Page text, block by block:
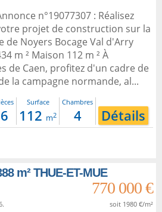
n°19077307 : Réalisez
projet de construction sur la
Noyers Bocage Val d'Arry
m ² Maison 112 m ² À
de Caen, profitez d'un cadre de
la campagne normande, al...
6
Surface
112 m2
Chambres
4 Détails
m² THUE-ET-MUE
770 000 €
soit 1980 €/m²